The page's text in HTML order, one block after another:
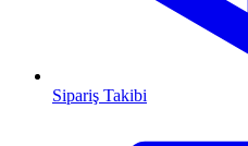
Sipariş Takibi